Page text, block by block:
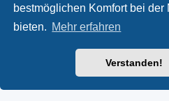
bestmöglichen Komfort bei der
bieten. Mehr erfahren
Verstanden!